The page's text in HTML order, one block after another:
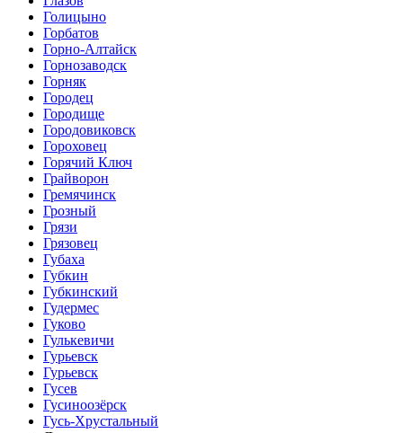
Голицыно
Горбатов
Горно-Алтайск
Горнозаводск
Горняк
Городец
Городище
Городовиковск
Гороховец
Горячий Ключ
Грайворон
Гремячинск
Грозный
Грязи
Грязовец
Губаха
Губкин
Губкинский
Гудермес
Гуково
Гулькевичи
Гурьевск
Гурьевск
Гусев
Гусиноозёрск
Гусь-Хрустальный